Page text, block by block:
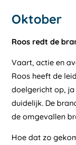
Oktober
Roos redt de
Vaart, actie en
Roos heeft de
doelgericht op,
duidelijk. De
de omgevallen
Hoe dat zo